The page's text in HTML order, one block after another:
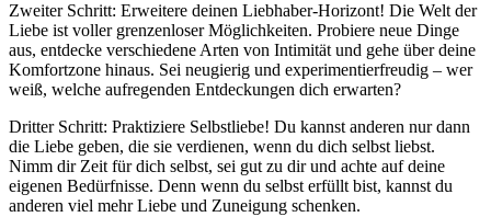
Zweiter Schritt: Erweitere deinen Liebhaber-Horizont! Die Welt der
Liebe ist voller grenzenloser Möglichkeiten. Probiere neue Dinge
aus, entdecke verschiedene Arten von Intimität und gehe über deine
Komfortzone hinaus. Sei neugierig und experimentierfreudig – wer
weiß, welche aufregenden Entdeckungen dich erwarten?
Dritter Schritt: Praktiziere Selbstliebe! Du kannst anderen nur dann
die Liebe geben, die sie verdienen, wenn du dich selbst liebst.
Nimm dir Zeit für dich selbst, sei gut zu dir und achte auf deine
eigenen Bedürfnisse. Denn wenn du selbst erfüllt bist, kannst du
anderen viel mehr Liebe und Zuneigung schenken.